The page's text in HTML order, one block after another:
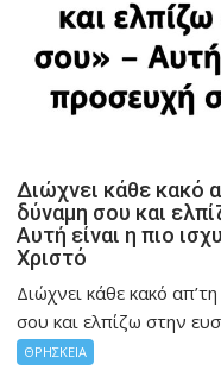
Διώχνει κάθε κακό
δύναμη σου και
Αυτή είναι η πιο
Χριστό
Διώχνει κάθε κακό
σου και ελπίζω στην
ΘΡΗΣΚΕΙΑ